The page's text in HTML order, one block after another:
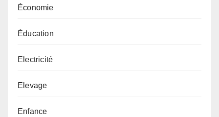
Économie
Éducation
Electricité
Elevage
Enfance